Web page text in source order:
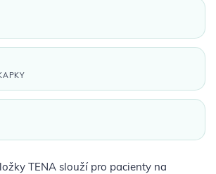
TENA slouží pro pacienty na